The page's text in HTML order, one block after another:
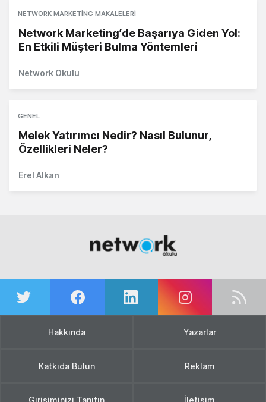
NETWORK MARKETING MAKALELERI
Network Marketing’de Başarıya Giden Yol:
En Etkili Müşteri Bulma Yöntemleri
Network Okulu
GENEL
Melek Yatırımcı Nedir? Nasıl Bulunur,
Özellikleri Neler?
Erel Alkan
Hakkında Yazarlar
Katkıda Bulun Reklam
Girişiminizi Tanıtın İletişim